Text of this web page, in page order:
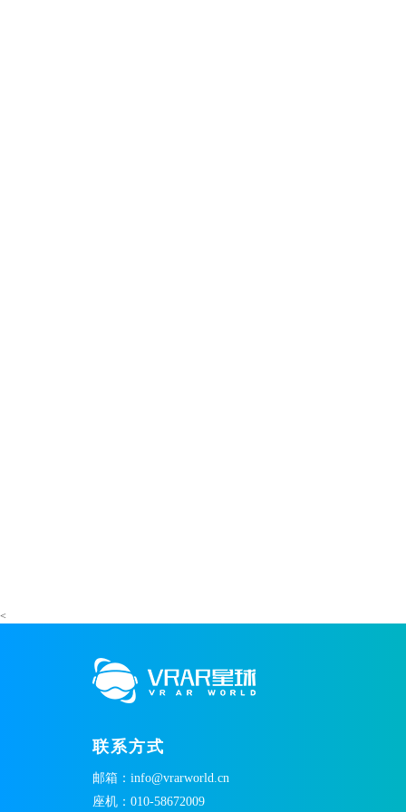
<
联系方式
邮箱：info@vrarworld.cn
座机：010-58672009